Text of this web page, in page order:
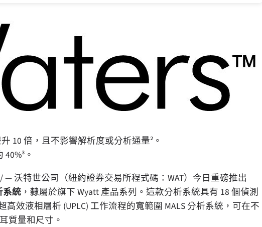
10 倍，且不影響解析度或分析通量²。
。
— 沃特世公司（紐約證券交易所程式碼：WAT）今日重磅推出
系統 ，隸屬於旗下 Wyatt 產品系列。這款分析系統具有 18 個偵測
效液相層析 (UPLC) 工作流程的寬範圍 MALS 分析系統，可在不
質量和尺寸。